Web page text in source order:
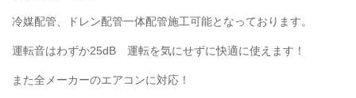
冷媒配管、ドレン配管一体配管施工可能となっております。
運転音はわずか25dB 運転を気にせずに快適に使えます！
また全メーカーのエアコンに対応！